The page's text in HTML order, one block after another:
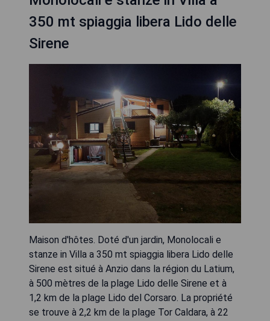
350 mt spiaggia libera Lido delle
Sirene
Maison d'hôtes. Doté d'un jardin, Monolocali e
stanze in Villa a 350 mt spiaggia libera Lido delle
Sirene est situé à Anzio dans la région du Latium,
à 500 mètres de la plage Lido delle Sirene et à
1,2 km de la plage Lido del Corsaro. La propriété
se trouve à 2,2 km de la plage Tor Caldara, à 22